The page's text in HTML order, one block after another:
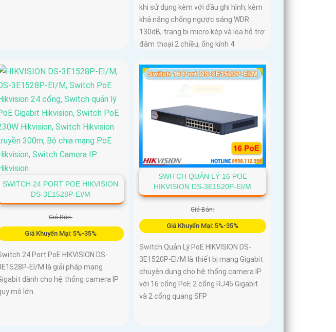
khi sử dụng kèm với đầu ghi hình, kèm
khả năng chống ngược sáng WDR
130dB, trang bị micro kép và loa hỗ trợ
đàm thoại 2 chiều, ống kính 4
SWITCH 24 PORT POE HIKVISION
DS-3E1528P-EI/M
Giá Bán:
Giá Khuyến Mại: 5%-35%
24 Port PoE HIKVISION DS-
EI/M là giải pháp mạng
dành cho hệ thống camera IP
mô lớn
SWITCH QUẢN LÝ 16 POE
HIKVISION DS-3E1520P-EI/M
Giá Bán:
Giá Khuyến Mại: 5%-35%
Switch Quản Lý PoE HIKVISION DS-
3E1520P-EI/M là thiết bị mạng Gigabit
chuyên dụng cho hệ thống camera IP
với 16 cổng PoE 2 cổng RJ45 Gigabit
và 2 cổng quang SFP